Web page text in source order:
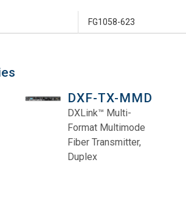
FG1058-623
DXF-TX-MMD
DXLink™ Multi-
Format Multimode
Fiber Transmitter,
Duplex